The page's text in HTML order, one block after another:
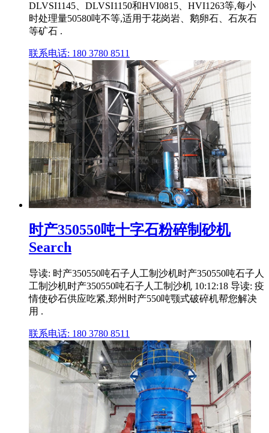
DLVSI1145、DLVSI1150和HVI0815、HVI1263等,每小
时处理量50580吨不等,适用于花岗岩、鹅卵石、石灰石
等矿石 .
联系电话: 180 3780 8511
时产350550吨十字石粉碎制砂机
Search
导读: 时产350550吨石子人工制沙机时产350550吨石子人
工制沙机时产350550吨石子人工制沙机 10:12:18 导读: 疫
情使砂石供应吃紧,郑州时产550吨颚式破碎机帮您解决
用 .
联系电话: 180 3780 8511